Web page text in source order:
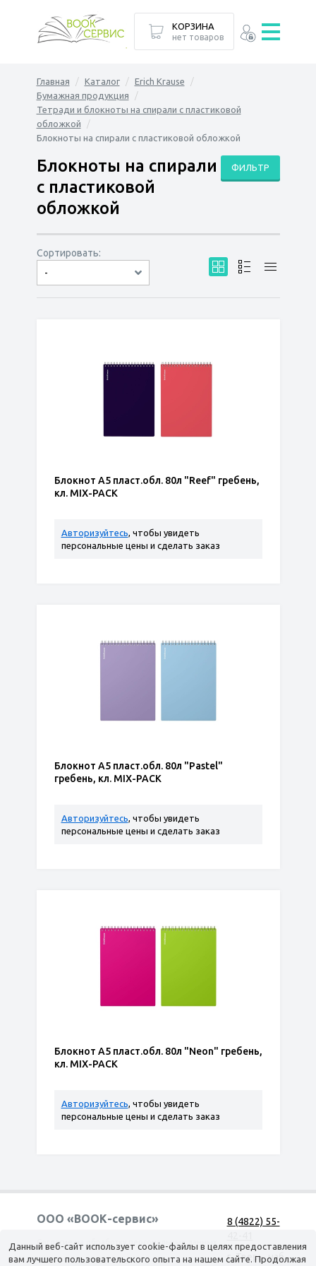
Главная Каталог
Erich Krause
Бумажная продукция
Тетради и блокноты на спирали с пластиковой
обложкой
Блокноты на спирали с пластиковой обложкой
ФИЛЬТР
Блокноты на спирали
с пластиковой
обложкой
Сортировать:
-
по дате
по популярности
сначала дешёвые
сначала дорогие
Блокнот А5 пласт.обл. 80л "Reef" гребень,
кл. MIX-PACK
Авторизуйтесь, чтобы увидеть
персональные цены и сделать заказ
Блокнот А5 пласт.обл. 80л "Pastel"
гребень, кл. MIX-PACK
Авторизуйтесь, чтобы увидеть
персональные цены и сделать заказ
Блокнот А5 пласт.обл. 80л "Neon" гребень,
кл. MIX-PACK
Авторизуйтесь, чтобы увидеть
персональные цены и сделать заказ
КОРЗИНА
нет товаров
ООО «ВООК-сервис»
Согласие на обработку персональных данных
8 (4822) 55-
г. Тверь, наб.
Данный веб-сайт использует cookie-файлы в целях предоставления
вам лучшего пользовательского опыта на нашем сайте. Продолжая